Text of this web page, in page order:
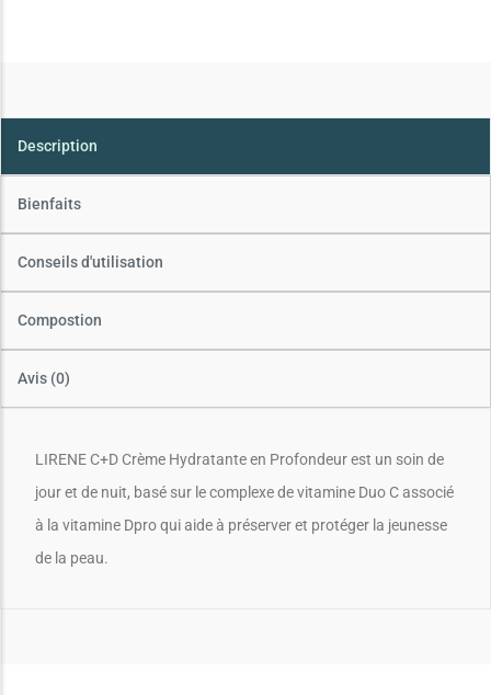
Compostion
Conseils d'utilisation
Bienfaits
Description
Avis (0)
LIRENE C+D Crème Hydratante en Profondeur est un soin de
jour et de nuit, basé sur le complexe de vitamine Duo C associé
à la vitamine Dpro qui aide à préserver et protéger la jeunesse
de la peau.